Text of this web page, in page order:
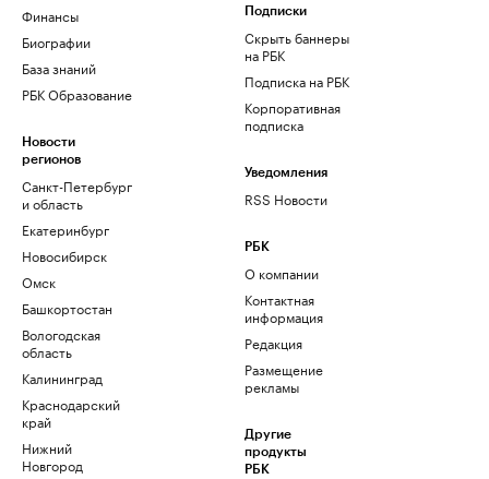
Финансы
Биографии
База знаний
РБК Образование
Новости
регионов
Санкт-Петербург
и область
Екатеринбург
Новосибирск
Омск
Башкортостан
Вологодская
область
Калининград
Краснодарский
край
Нижний
Новгород
Подписки
Скрыть баннеры
на РБК
Подписка на РБК
Корпоративная
подписка
Уведомления
RSS Новости
РБК
О компании
Контактная
информация
Редакция
Размещение
рекламы
Другие
продукты
РБК